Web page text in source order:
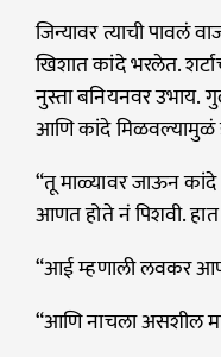
जिन्यावर त्याची पावलं
खिशात कांदे भरलेत.
नुस्ता बनियनवर उभाय.
आणि कांदे मिळवल्यामुळं
“तू माळ्यावर जाऊन
आणत होते नं पिशवी.
“आई म्हणाली लवकर
“आणि नाचला असशील